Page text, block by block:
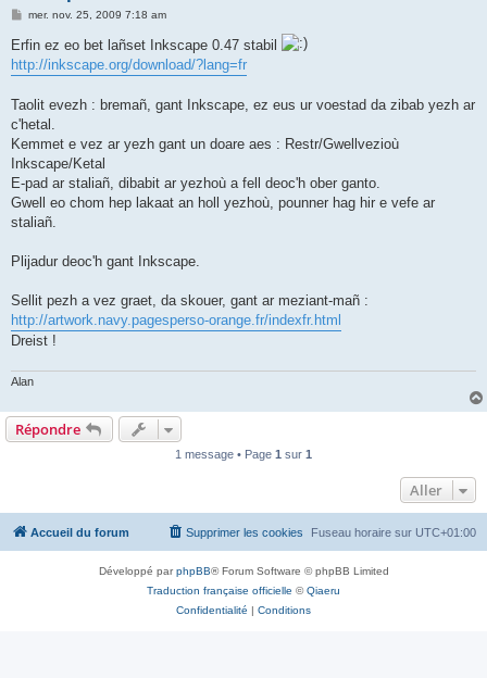
M
s
s
a
g
mer. nov. 25, 2009 7:18 am
Erfin ez eo bet lañset Inkscape 0.47 stabil
http://inkscape.org/download/?lang=fr
Taolit evezh : bremañ, gant Inkscape, ez eus ur voestad da zibab yezh ar
c'hetal.
Kemmet e vez ar yezh gant un doare aes : Restr/Gwellvezioù
Inkscape/Ketal
E-pad ar staliañ, dibabit ar yezhoù a fell deoc'h ober ganto.
Gwell eo chom hep lakaat an holl yezhoù, pounner hag hir e vefe ar
staliañ.
Plijadur deoc'h gant Inkscape.
Sellit pezh a vez graet, da skouer, gant ar meziant-mañ :
http://artwork.navy.pagesperso-orange.fr/indexfr.html
Dreist !
Alan
Répondre
1 message • Page 1 sur 1
Aller
Accueil du forum Fuseau horaire sur UTC+01:00
Supprimer les cookies
Développé parphpBB® Forum Software © phpBB Limited
Traduction française officielle ©Qiaeru
Confidentialité | Conditions